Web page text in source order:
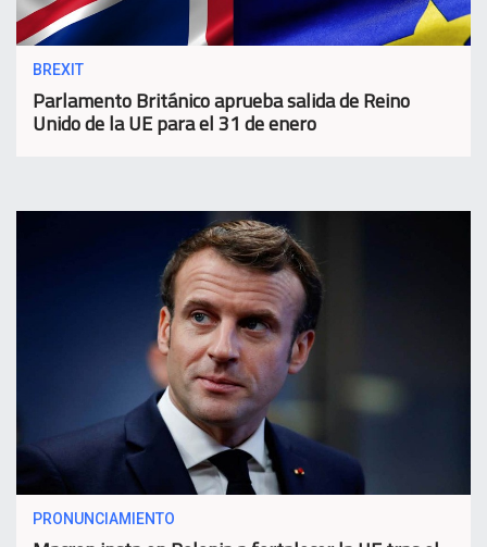
BREXIT
Parlamento Británico aprueba salida de Reino
Unido de la UE para el 31 de enero
PRONUNCIAMIENTO